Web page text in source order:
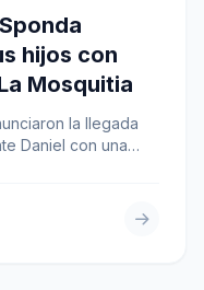
hijos con
Mosquitia
la llegada
Daniel con una